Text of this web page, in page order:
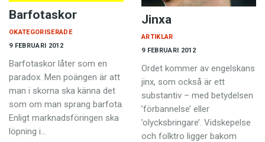
Barfotaskor
9 FEBRUARI 2012
OKATEGORISERADE
Barfotaskor låter som en
paradox. Men poängen är att
man i skorna ska känna det
som om man sprang b­arfota.
Enligt marknads­föringen ska
löpning i…
Jinxa
9 FEBRUARI 2012
ARTIKLAR
Ordet kommer av engelskans
jinx, som också är ett
substantiv – med betydelsen
’förbannelse’ eller
’olycksbringare’. Vidskepelse
och folktro ligger bakom